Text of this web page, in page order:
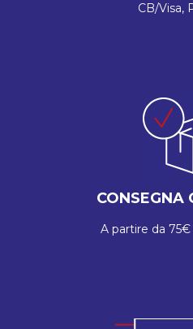
CB/Visa,
CONSEGNA
A partire da 75€